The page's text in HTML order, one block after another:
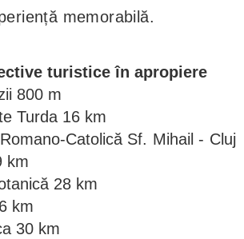
memorabilă.
turistice în apropiere
800 m
Turda 16 km
Catolică Sf. Mihail - Cluj
km
28 km
km
30 km